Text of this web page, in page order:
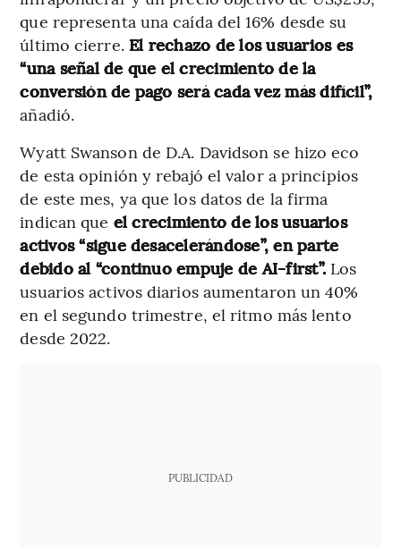
que representa una caída del 16% desde su
último cierre.El rechazo de los usuarios es
“una señal de que el crecimiento de la
conversión de pago será cada vez más difícil”,
añadió.
Wyatt Swanson de D.A. Davidson se hizo eco
de esta opinión y rebajó el valor a principios
de este mes, ya que los datos de la firma
indican que el crecimiento de los usuarios
activos “sigue desacelerándose”, en parte
debido al “continuo empuje de AI-first”. Los
usuarios activos diarios aumentaron un 40%
en el segundo trimestre, el ritmo más lento
desde 2022.
PUBLICIDAD